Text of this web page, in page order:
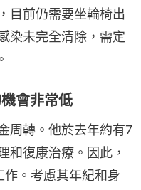
目前仍需要坐輪椅出
染未完全清除，需定
會非常低
周轉。他於去年約有7
和復康治療。因此，
。考慮其年紀和身